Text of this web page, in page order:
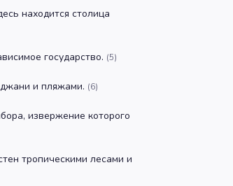
находится столица
государство. (5)
и пляжами. (6)
извержение которого
тропическими лесами и